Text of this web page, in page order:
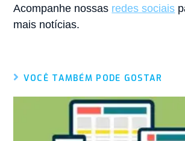
Acompanhe nossas redes sociais
mais notícias.
VOCÊ TAMBÉM PODE GOSTAR